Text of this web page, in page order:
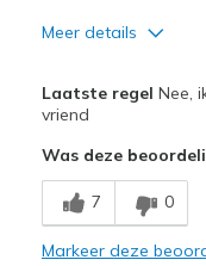
Meer details
Attractive Design
Breathe Well
Comfortable
Durable
Laatste regel Nee,
vriend
Was deze
7 0
Markeer deze